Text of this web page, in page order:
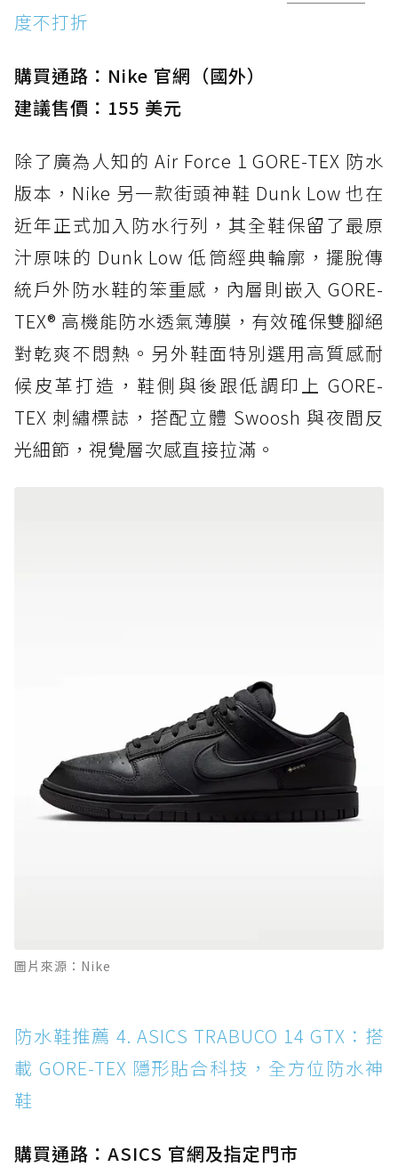
度不打折
購買通路：Nike 官網（國外）
建議售價：155 美元
除了廣為人知的 Air Force 1 GORE-TEX 防水
版本，Nike 另一款街頭神鞋 Dunk Low 也在
近年正式加入防水行列，其全鞋保留了最原
汁原味的 Dunk Low 低筒經典輪廓，擺脫傳
統戶外防水鞋的笨重感，內層則嵌入 GORE-
TEX® 高機能防水透氣薄膜，有效確保雙腳絕
對乾爽不悶熱。另外鞋面特別選用高質感耐
候皮革打造，鞋側與後跟低調印上 GORE-
TEX 刺繡標誌，搭配立體 Swoosh 與夜間反
光細節，視覺層次感直接拉滿。
圖片來源：Nike
防水鞋推薦 4. ASICS TRABUCO 14 GTX：搭
載 GORE-TEX 隱形貼合科技，全方位防水神
鞋
購買通路：ASICS 官網及指定門市